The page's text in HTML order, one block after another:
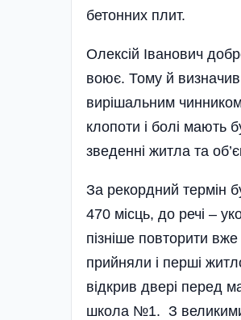
бетонних плит.
Олексій Іванович
воює. Тому й визначив
вирішальним
клопоти і болі ма­ють
зведенні житла та
За рекордний тер­мін
470 місць, до речі –
пізніше повторити
прийняли і перші
відкрив двері перед
школа №1. З великими